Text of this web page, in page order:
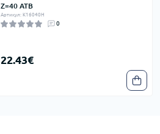
Z=40 ATB
Артикул: K16040H
0
22.43€